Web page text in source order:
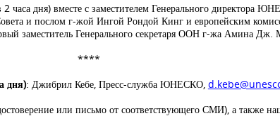
часа дня) вместе с заместителем Генерального директора
и послом г-жой Ингой Рондой Кинг и европейским
заместитель Генерального секретаря ООН г-жа Амина Дж.
****
дня): Джибрил Кебе, Пресс-служба ЮНЕСКО,
или письмо от соответствующего СМИ), а также